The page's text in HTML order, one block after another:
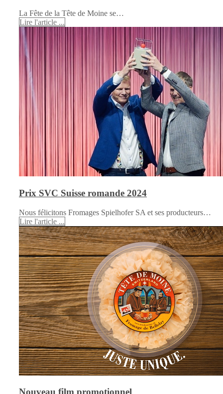
La Fête de la Tête de Moine se…
Lire l'article ...
Prix SVC Suisse romande 2024
Nous félicitons Fromages Spielhofer SA et ses producteurs…
Lire l'article ...
Nouveau film promotionnel